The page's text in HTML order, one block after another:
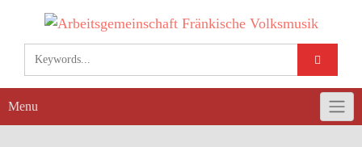
content
Menu